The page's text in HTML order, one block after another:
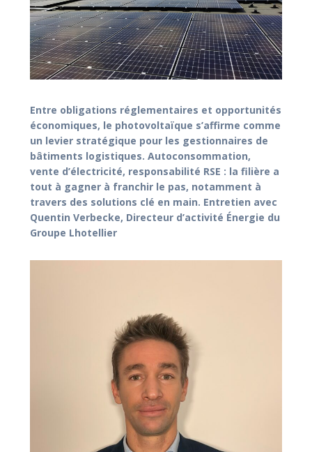
Entre obligations réglementaires et opportunités
économiques, le photovoltaïque s’affirme comme
un levier stratégique pour les gestionnaires de
bâtiments logistiques. Autoconsommation,
vente d’électricité, responsabilité RSE : la filière a
tout à gagner à franchir le pas, notamment à
travers des solutions clé en main. Entretien avec
Quentin Verbecke, Directeur d’activité Énergie du
Groupe Lhotellier